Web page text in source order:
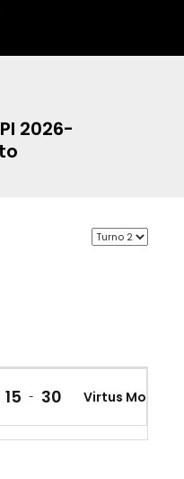
2026-
15 - 30 Virtus Monte